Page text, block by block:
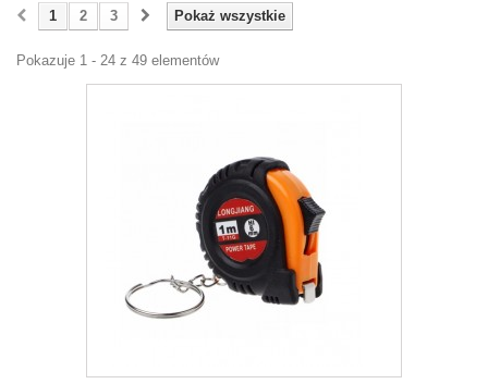
Pokaż wszystkie
1 2 3
Pokazuje 1 - 24 z 49 elementów